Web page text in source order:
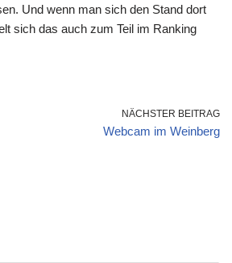
Und wenn man sich den Stand dort
sich das auch zum Teil im Ranking
NÄCHSTER BEITRAG
Webcam im Weinberg